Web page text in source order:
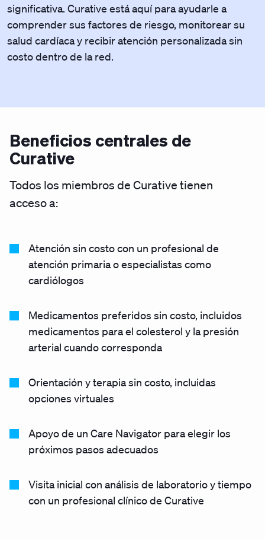
significativa. Curative está aquí para ayudarle a
comprender sus factores de riesgo, monitorear su
salud cardíaca y recibir atención personalizada sin
costo dentro de la red.
Beneficios centrales de
Curative
Todos los miembros de Curative tienen
acceso a:
Atención sin costo con un profesional de
atención primaria o especialistas como
cardiólogos
Medicamentos preferidos sin costo, incluidos
medicamentos para el colesterol y la presión
arterial cuando corresponda
Orientación y terapia sin costo, incluidas
opciones virtuales
Apoyo de un Care Navigator para elegir los
próximos pasos adecuados
Visita inicial con análisis de laboratorio y tiempo
con un profesional clínico de Curative